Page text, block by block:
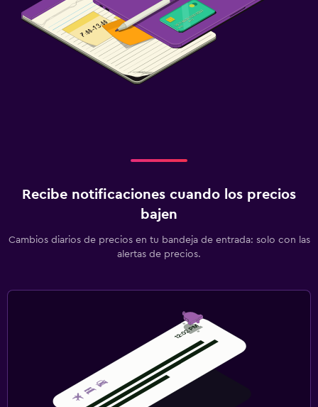
Recibe notificaciones cuando los precios
bajen
Cambios diarios de precios en tu bandeja de entrada: solo con las
alertas de precios.